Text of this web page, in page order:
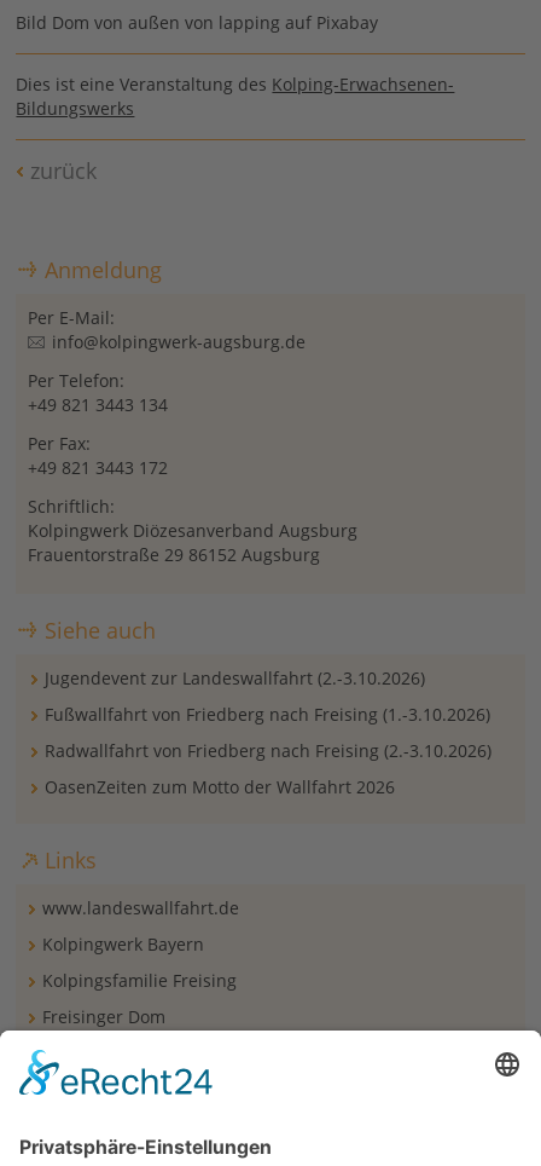
Bild Dom von außen von lapping auf Pixabay
Dies ist eine Veranstaltung des Kolping-Erwachsenen-
Bildungswerks
zurück
Anmeldung
Per E-Mail:
info@kolpingwerk-augsburg.de
Per Telefon:
+49 821 3443 134
Per Fax:
+49 821 3443 172
Schriftlich:
Kolpingwerk Diözesanverband Augsburg
Frauentorstraße 29 86152 Augsburg
Siehe auch
Jugendevent zur Landeswallfahrt (2.-3.10.2026)
Fußwallfahrt von Friedberg nach Freising (1.-3.10.2026)
Radwallfahrt von Friedberg nach Freising (2.-3.10.2026)
OasenZeiten zum Motto der Wallfahrt 2026
Links
www.landeswallfahrt.de
Kolpingwerk Bayern
Kolpingsfamilie Freising
Freisinger Dom
Pfarrverband St. Korbinian in Freising
Jugendhaus Thalhausen